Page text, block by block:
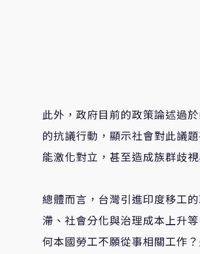
此外，政府目前的政策論述過
的抗議行動，顯示社會對此議
能激化對立，甚至造成族群歧
總體而言，台灣引進印度移工
滯、社會分化與治理成本上升
何本國勞工不願從事相關工作